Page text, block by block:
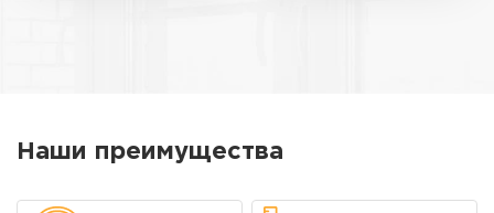
Наши преимущества